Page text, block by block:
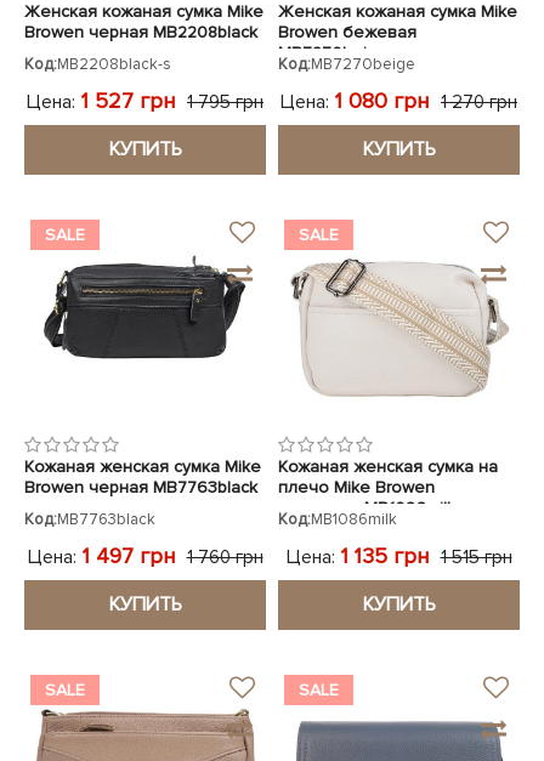
Женская кожаная сумка Mike
Browen черная MB2208black
Код:MB2208black-s
Цена: 1 527 грн 1 795 грн
КУПИТЬ
Женская кожаная сумка Mike
Browen бежевая
MB7270beige
Код:MB7270beige
Цена: 1 080 грн 1 270 грн
КУПИТЬ
SALE
Кожаная женская сумка Mike
Browen черная MB7763black
Код:MB7763black
Цена: 1 497 грн 1 760 грн
КУПИТЬ
SALE
Кожаная женская сумка на
плечо Mike Browen
молочная MB1086milk
Код:MB1086milk
Цена: 1 135 грн 1 515 грн
КУПИТЬ
SALE SALE